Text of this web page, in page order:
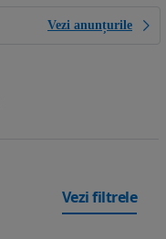
Vezi anunțurile
Vezi filtrele